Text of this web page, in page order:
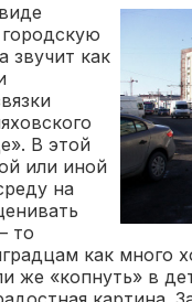
звучит как
В этой
или иной
на
то
как много
же «копнуть» в